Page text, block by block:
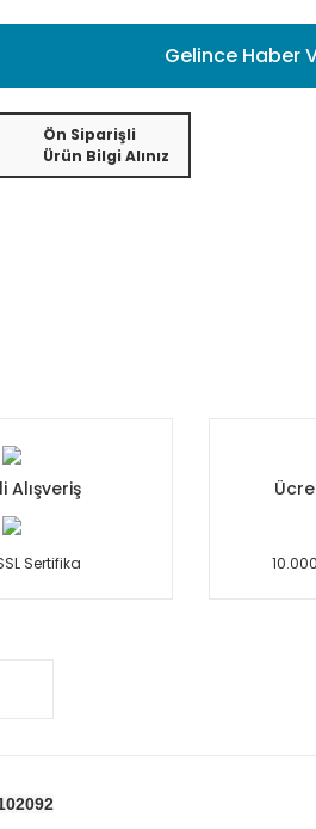
Gelince Haber
Ön Siparişli
Ürün Bilgi Alınız
Alışveriş
Sertifika